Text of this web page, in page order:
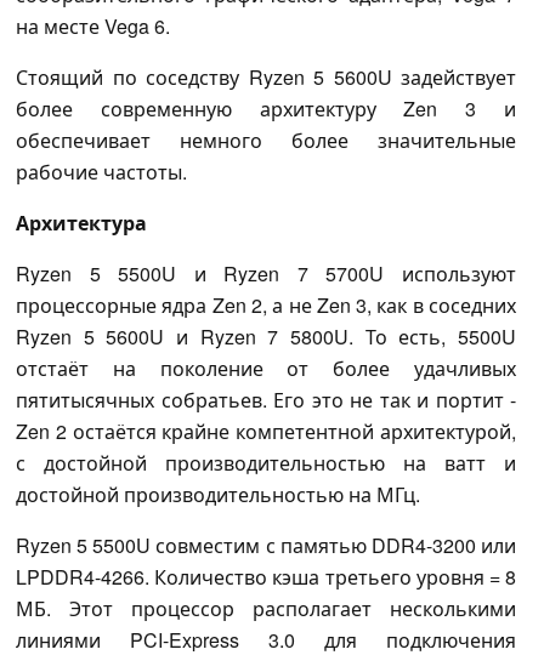
на месте Vega 6.
Стоящий по соседству Ryzen 5 5600U задействует
более современную архитектуру Zen 3 и
обеспечивает немного более значительные
рабочие частоты.
Архитектура
Ryzen 5 5500U и Ryzen 7 5700U используют
процессорные ядра Zen 2, а не Zen 3, как в соседних
Ryzen 5 5600U и Ryzen 7 5800U. То есть, 5500U
отстаёт на поколение от более удачливых
пятитысячных собратьев. Его это не так и портит -
Zen 2 остаётся крайне компетентной архитектурой,
с достойной производительностью на ватт и
достойной производительностью на МГц.
Ryzen 5 5500U совместим с памятью DDR4-3200 или
LPDDR4-4266. Количество кэша третьего уровня = 8
МБ. Этот процессор располагает несколькими
линиями PCI-Express 3.0 для подключения